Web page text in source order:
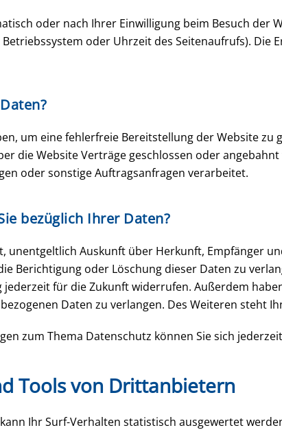
oder nach Ihrer Einwilligung beim Besuch der
oder Uhrzeit des Seitenaufrufs). Die
um eine fehlerfreie Bereitstellung der Website
die Website Verträge geschlossen oder
oder sonstige Auftragsanfragen verarbeitet.
bezüglich Ihrer Daten?
unentgeltlich Auskunft über Herkunft, Empfänger
Berichtigung oder Löschung dieser Daten zu
jederzeit für die Zukunft widerrufen. Außerdem
Daten zu verlangen. Des Weiteren steht
zum Thema Datenschutz können Sie sich
Tools von Dritt­anbietern
Ihr Surf-Verhalten statistisch ausgewertet